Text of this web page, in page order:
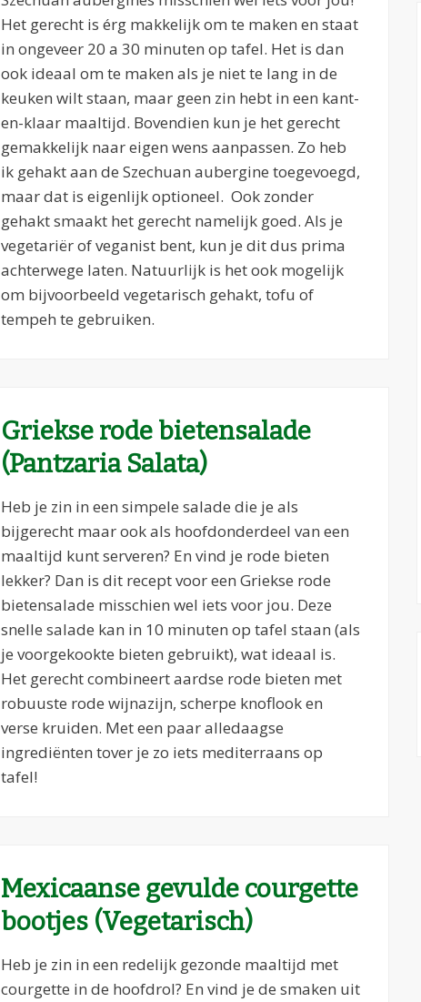
Het gerecht is érg makkelijk om te maken en staat
in ongeveer 20 a 30 minuten op tafel. Het is dan
ook ideaal om te maken als je niet te lang in de
keuken wilt staan, maar geen zin hebt in een kant-
en-klaar maaltijd. Bovendien kun je het gerecht
gemakkelijk naar eigen wens aanpassen. Zo heb
ik gehakt aan de Szechuan aubergine toegevoegd,
maar dat is eigenlijk optioneel. Ook zonder
gehakt smaakt het gerecht namelijk goed. Als je
vegetariër of veganist bent, kun je dit dus prima
achterwege laten. Natuurlijk is het ook mogelijk
om bijvoorbeeld vegetarisch gehakt, tofu of
tempeh te gebruiken.
Griekse rode bietensalade
(Pantzaria Salata)
Heb je zin in een simpele salade die je als
bijgerecht maar ook als hoofdonderdeel van een
maaltijd kunt serveren? En vind je rode bieten
lekker? Dan is dit recept voor een Griekse rode
bietensalade misschien wel iets voor jou. Deze
snelle salade kan in 10 minuten op tafel staan (als
je voorgekookte bieten gebruikt), wat ideaal is.
Het gerecht combineert aardse rode bieten met
robuuste rode wijnazijn, scherpe knoflook en
verse kruiden. Met een paar alledaagse
ingrediënten tover je zo iets mediterraans op
tafel!
Mexicaanse gevulde courgette
bootjes (Vegetarisch)
Heb je zin in een redelijk gezonde maaltijd met
courgette in de hoofdrol? En vind je de smaken uit